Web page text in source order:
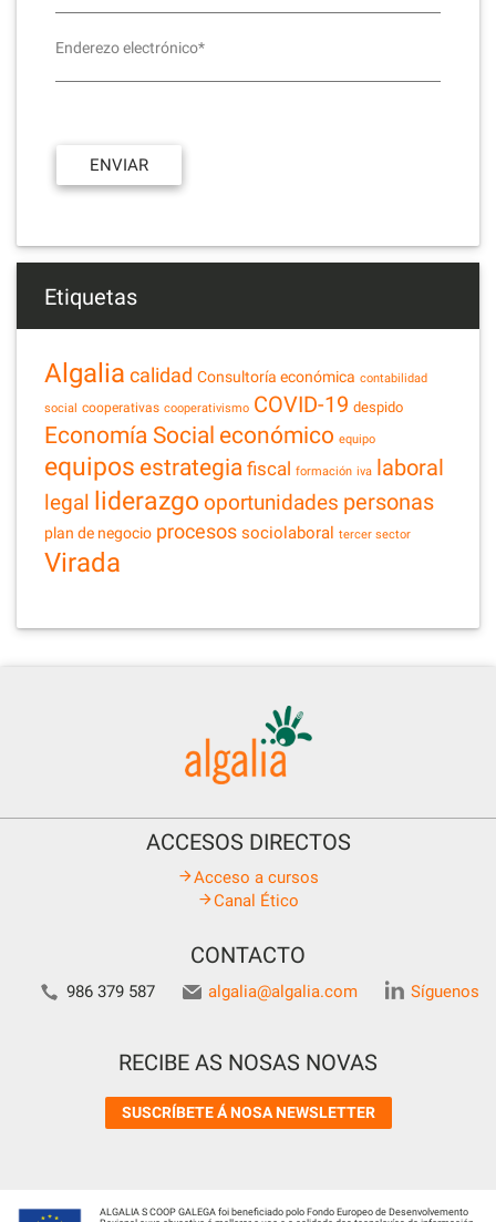
Enderezo electrónico*
Etiquetas
Algalia calidad Consultoría económica contabilidad
social cooperativas cooperativismo COVID-19 despido
Economía Social económico equipo
equipos estrategia fiscal formación iva laboral
legal liderazgo oportunidades personas
plan de negocio procesos sociolaboral tercer sector
Virada
ACCESOS DIRECTOS
Acceso a cursos
Canal Ético
CONTACTO
986 379 587 algalia@algalia.com Síguenos
RECIBE AS NOSAS NOVAS
SUSCRÍBETE Á NOSA NEWSLETTER
ALGALIA S COOP GALEGA foi beneficiado polo Fondo Europeo de Desenvolvemento